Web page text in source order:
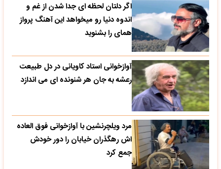
اگر دلتان لحظه ای جدا شدن از غم و
اندوه دنیا رو میخواهد این آهنگ پرواز
همای را بشنوید
آوازخوانی استاد کاویانی در دل طبیعت
رعشه به جان هر شنونده ای می اندازد
مرد ویلچرنشین با آوازخوانی فوق العاده
اش رهگذران خیابان را دور خودش
جمع کرد